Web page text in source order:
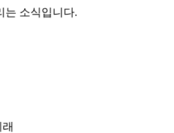
는 소식입니다.